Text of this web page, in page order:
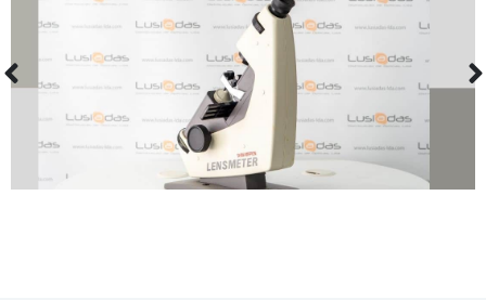
MAQUINARIA
FOCOMETRO ANALOGICO SHIN NIPPON